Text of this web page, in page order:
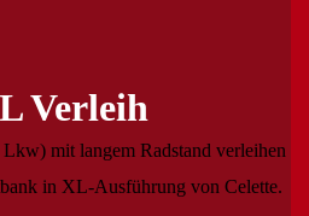
Verleih
mit langem Radstand verleihen
in XL-Ausführung von Celette.